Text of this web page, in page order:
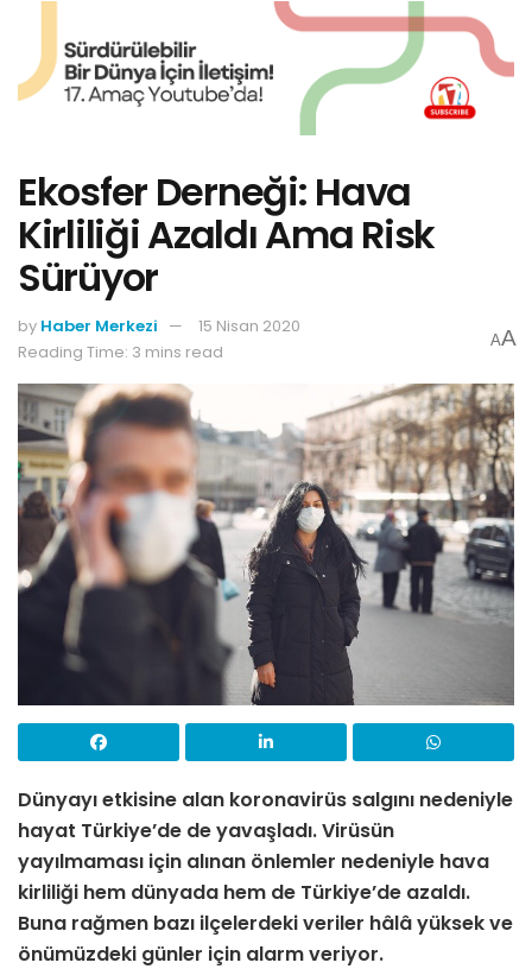
Ekosfer Derneği: Hava
Kirliliği Azaldı Ama Risk
Sürüyor
by Haber Merkezi
15 Nisan 2020
Reading Time: 3 mins read
AA
Dünyayı etkisine alan koronavirüs salgını nedeniyle
hayat Türkiye’de de yavaşladı. Virüsün
yayılmaması için alınan önlemler nedeniyle hava
kirliliği hem dünyada hem de Türkiye’de azaldı.
Buna rağmen bazı ilçelerdeki veriler hâlâ yüksek ve
önümüzdeki günler için alarm veriyor.